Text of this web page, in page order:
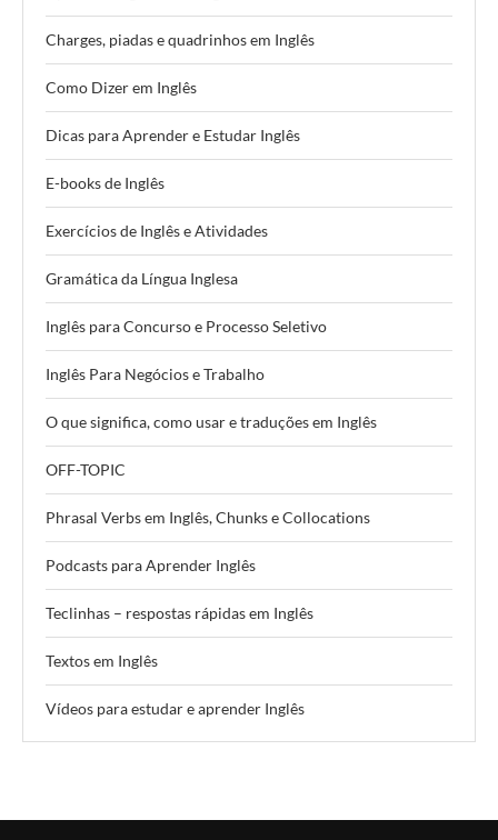
Charges, piadas e quadrinhos em Inglês
Como Dizer em Inglês
Dicas para Aprender e Estudar Inglês
E-books de Inglês
Exercícios de Inglês e Atividades
Gramática da Língua Inglesa
Inglês para Concurso e Processo Seletivo
Inglês Para Negócios e Trabalho
O que significa, como usar e traduções em Inglês
OFF-TOPIC
Phrasal Verbs em Inglês, Chunks e Collocations
Podcasts para Aprender Inglês
Teclinhas – respostas rápidas em Inglês
Textos em Inglês
Vídeos para estudar e aprender Inglês